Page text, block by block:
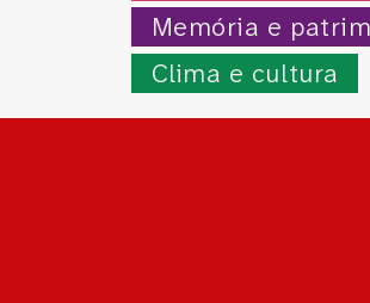
Memória e
Clima e cultura